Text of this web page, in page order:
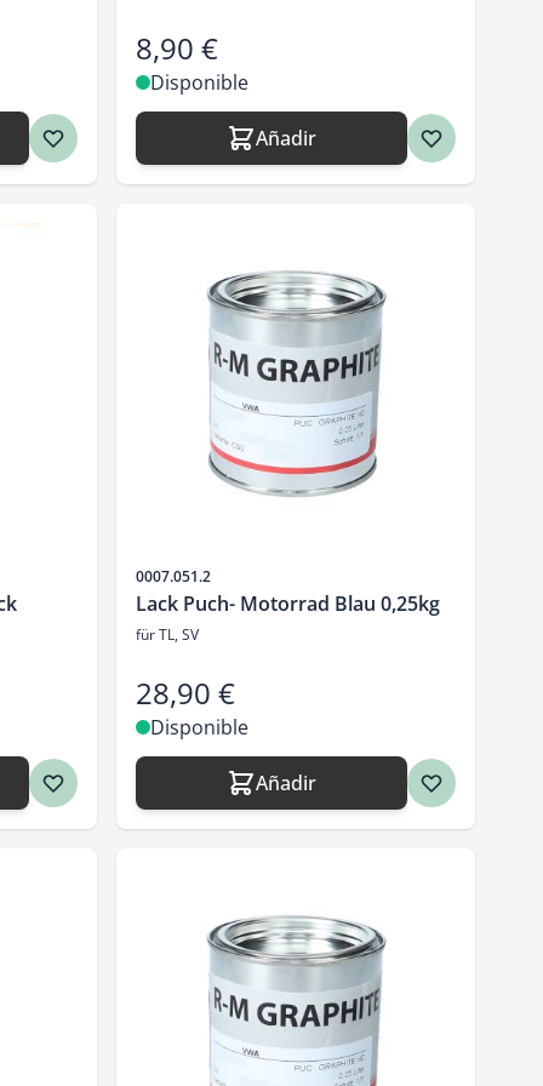
8,90 €
Disponible
Añadir
SKU
0007.051.2
Lack Puch- Motorrad Blau 0,25kg
für TL, SV
28,90 €
Disponible
Añadir